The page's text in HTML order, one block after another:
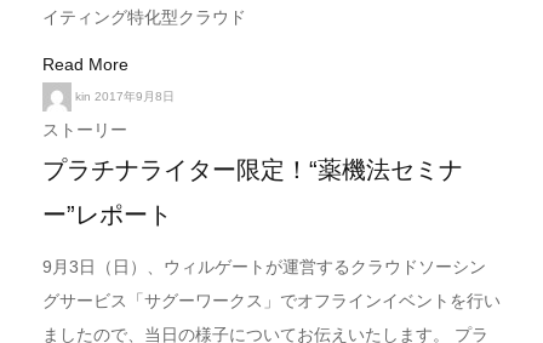
イティング特化型クラウド
Read More
kin 2017年9月8日
ストーリー
プラチナライター限定！“薬機法セミナ
ー”レポート
9月3日（日）、ウィルゲートが運営するクラウドソーシン
グサービス「サグーワークス」でオフラインイベントを行い
ましたので、当日の様子についてお伝えいたします。 プラ